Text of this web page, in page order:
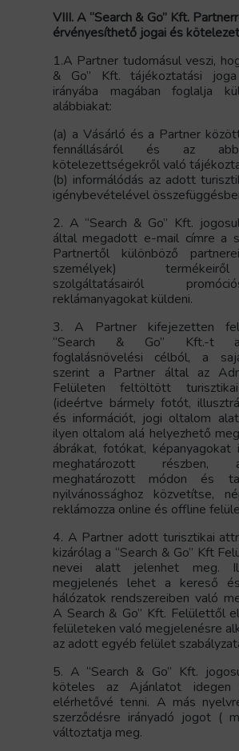
VIII. A “Search & Go” Kft.
érvényesíthető jogai és
1.A Partner tudomásul veszi,
& Go” Kft. tájékoztatási
irányába magában foglalja
alábbiakat:
(a) a Vásárló és a Partner
fennállásáról és az
kötelezettségekről való
(b) informálódás az adott
igénybevételével
2. A “Search & Go” Kft.
által megadott e-mail címre a
Partnertől különböző
személyek)
szolgáltatásairól
reklámanyagokat küldeni.
3. A Partner kifejezetten
“Search & Go” Kft.-t
foglalásnövelési célból, a
szerint a Partner által az
Felületen feltöltött
(ideértve bármely fotót,
és információt, jogi oltalom
ilyen oltalom alá helyezhető
ábrákat, fotókat, képanyagokat
meghatározott
meghatározott módon és
nyilvánossághoz közvetítse,
reklámozza online és offline
4. A Partner adott turisztikai
kizárólag a “Search & Go” Kft
nevei alatt jelenhet meg.
megjelenés lehet a kereső
hálózatok rendszereiben való
A Search & Go” Kft. Felülettől
felületeken való megjelenésre
az adott egyéb felület
5. A “Search & Go” Kft.
köteles az Ajánlatot idegen
elérhetővé tenni. A más
szerződésre irányadó jogot (
változtatja meg.